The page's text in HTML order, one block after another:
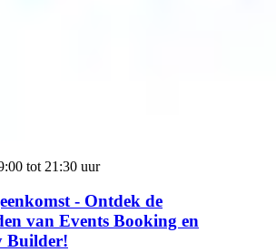
tot 21:30 uur
- Ontdek de
van Events Booking en
Builder!